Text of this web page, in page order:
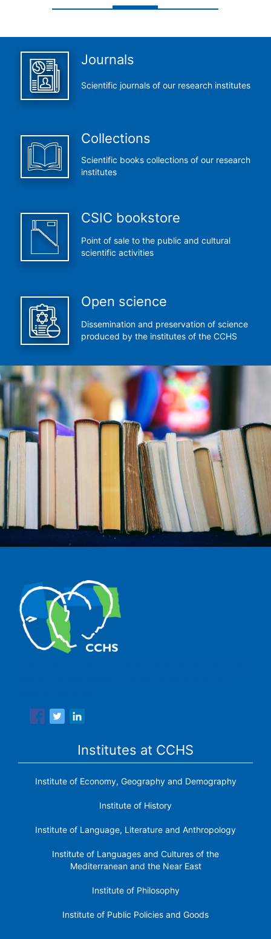
Journals
Scientific journals of our research institutes
Collections
Scientific books collections of our research
institutes
CSIC bookstore
Point of sale to the public and cultural
scientific activities
Open science
Dissemination and preservation of science
produced by the institutes of the CCHS
Institutes at CCHS
Institute of Economy, Geography and Demography
Institute of History
Institute of Language, Literature and Anthropology
Institute of Languages ​​and Cultures of the
Mediterranean and the Near East
Institute of Philosophy
Institute of Public Policies and Goods